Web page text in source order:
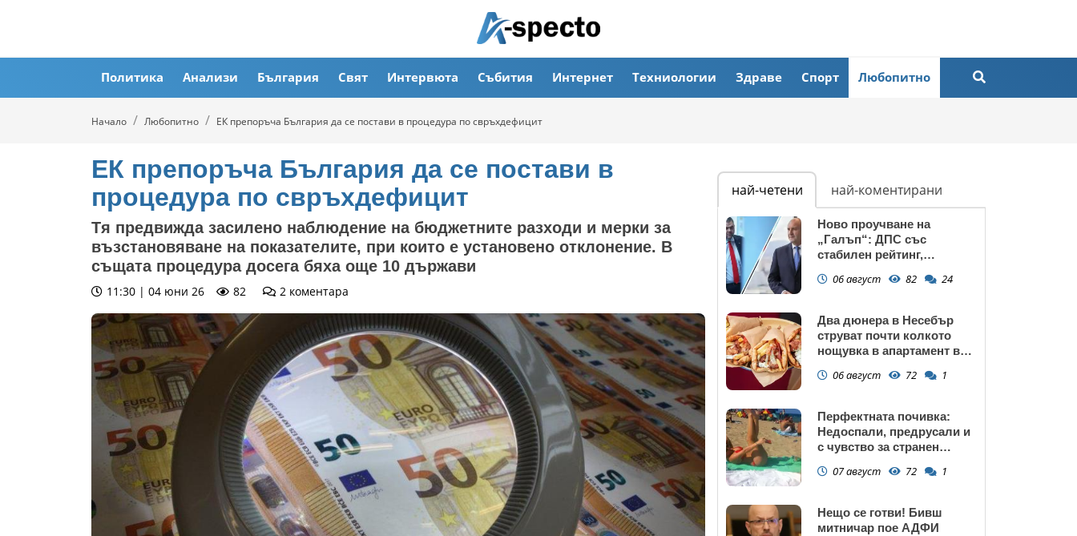
Политика Анализи България Свят Интервюта Събития Интернет Техниологии Здраве Спорт Любопитно
Начало Любопитно ЕК препоръча България да се постави в процедура по свръхдефицит
ЕК препоръча България да се постави в
процедура по свръхдефицит
Тя предвижда засилено наблюдение на бюджетните разходи и мерки за
възстановяване на показателите, при които е установено отклонение. В
същата процедура досега бяха още 10 държави
11:30 | 04 юни 26 82 2 коментара
най-четени най-коментирани
Ново проучване на
„Галъп“: ДПС със
стабилен рейтинг,
запазва
06 август 82 24
Два дюнера в Несебър
струват почти колкото
нощувка в апартамент в
06 август 72 1
Перфектната почивка:
Недоспали, предрусали и
с чувство за странен
07 август 72 1
Нещо се готви! Бивш
митничар пое АДФИ